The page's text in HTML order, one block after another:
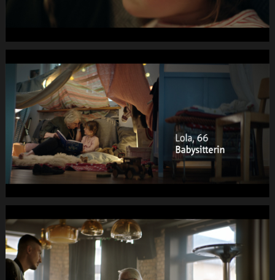
1920x1080
00
00
14.Still003
PRO
SENECTUTE
Fruehlings-
Kampagne
DC
-2dB
1920x1080
pRHQ
00
05
08.Still004
040s
PRO
SENECTUTE
Fruehlings-